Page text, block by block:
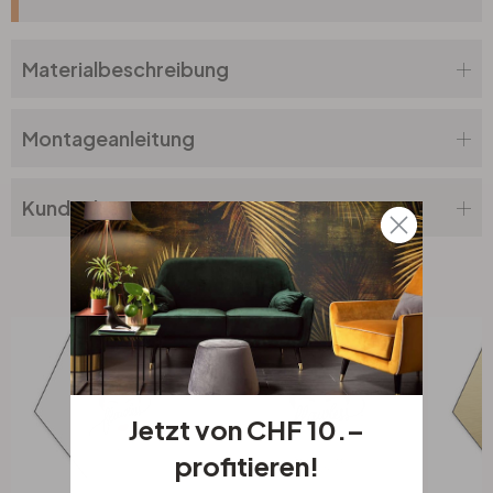
Materialbeschreibung
Montageanleitung
Kundenbewertung
Verwandte Produkte
Jetzt von CHF 10.–
profitieren!